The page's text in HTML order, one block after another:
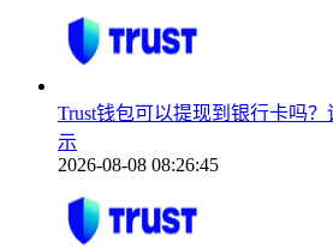
Trust钱包可以提现到银行卡吗
示
2026-08-08 08:26:45